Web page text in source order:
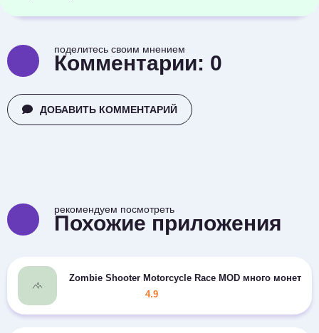
поделитесь своим мнением
Комментарии: 0
ДОБАВИТЬ КОММЕНТАРИЙ
рекомендуем посмотреть
Похожие приложения
Zombie Shooter Motorcycle Race MOD много монет
4.9